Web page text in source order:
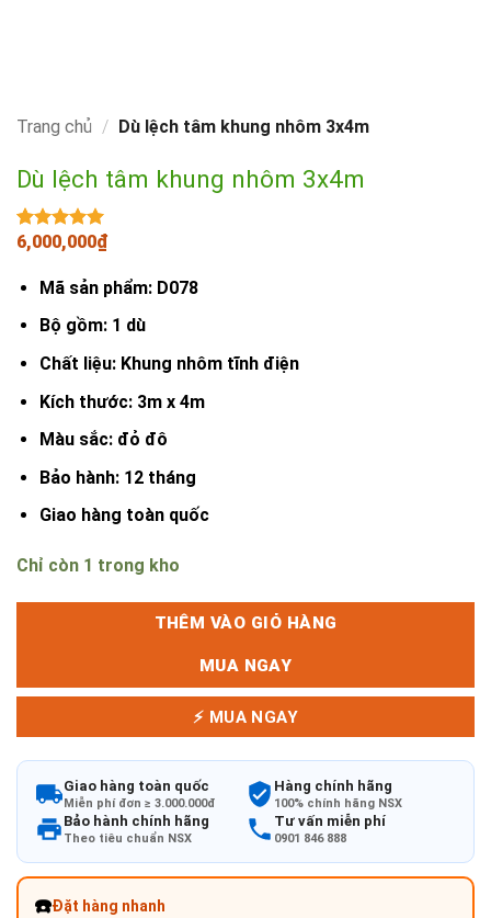
Trang chủ / Dù lệch tâm khung nhôm 3x4m
Dù lệch tâm khung nhôm 3x4m
5trên 5
1
đánh giá
6,000,000₫
Mã sản phẩm: D078
Bộ gồm: 1 dù
Chất liệu: Khung nhôm tĩnh điện
Kích thước: 3m x 4m
Màu sắc: đỏ đô
Bảo hành: 12 tháng
Giao hàng toàn quốc
Chỉ còn 1 trong kho
THÊM VÀO GIỎ HÀNG
MUA NGAY
⚡ MUA NGAY
Giao hàng toàn quốc
Miễn phí đơn ≥ 3.000.000đ
Hàng chính hãng
100% chính hãng NSX
Bảo hành chính hãng
Theo tiêu chuẩn NSX
Tư vấn miễn phí
0901 846 888
☎️Đặt hàng nhanh